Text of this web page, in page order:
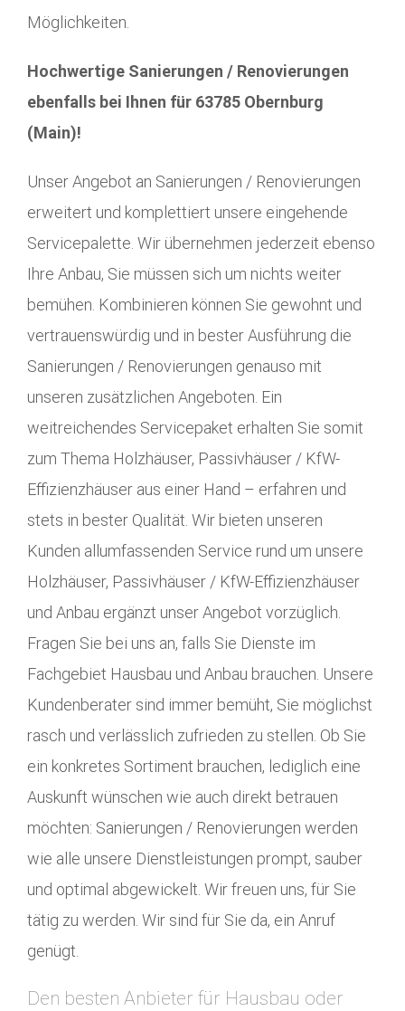
Möglichkeiten.
Hochwertige Sanierungen / Renovierungen
ebenfalls bei Ihnen für 63785 Obernburg
(Main)!
Unser Angebot an Sanierungen / Renovierungen
erweitert und komplettiert unsere eingehende
Servicepalette. Wir übernehmen jederzeit ebenso
Ihre Anbau, Sie müssen sich um nichts weiter
bemühen. Kombinieren können Sie gewohnt und
vertrauenswürdig und in bester Ausführung die
Sanierungen / Renovierungen genauso mit
unseren zusätzlichen Angeboten. Ein
weitreichendes Servicepaket erhalten Sie somit
zum Thema Holzhäuser, Passivhäuser / KfW-
Effizienzhäuser aus einer Hand – erfahren und
stets in bester Qualität. Wir bieten unseren
Kunden allumfassenden Service rund um unsere
Holzhäuser, Passivhäuser / KfW-Effizienzhäuser
und Anbau ergänzt unser Angebot vorzüglich.
Fragen Sie bei uns an, falls Sie Dienste im
Fachgebiet Hausbau und Anbau brauchen. Unsere
Kundenberater sind immer bemüht, Sie möglichst
rasch und verlässlich zufrieden zu stellen. Ob Sie
ein konkretes Sortiment brauchen, lediglich eine
Auskunft wünschen wie auch direkt betrauen
möchten: Sanierungen / Renovierungen werden
wie alle unsere Dienstleistungen prompt, sauber
und optimal abgewickelt. Wir freuen uns, für Sie
tätig zu werden. Wir sind für Sie da, ein Anruf
genügt.
Den besten Anbieter für Hausbau oder